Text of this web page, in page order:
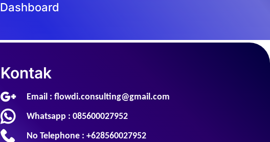
Dashboard
Kontak
Email : flowdi.consulting@gmail.com
Whatsapp : 085600027952
No Telephone : +628560027952